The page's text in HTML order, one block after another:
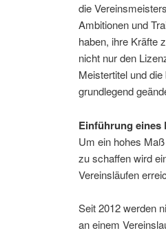
die
Ambitionen und
haben, ihre Kräfte
nicht nur den
Meistertitel und
grundlegend
Einführung eines
Um ein hohes
zu schaffen wird
Vereinsläufen
Seit 2012 werden
an einem